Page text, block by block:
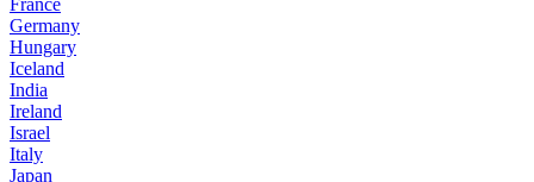
Germany
Hungary
Iceland
India
Ireland
Israel
Italy
Japan